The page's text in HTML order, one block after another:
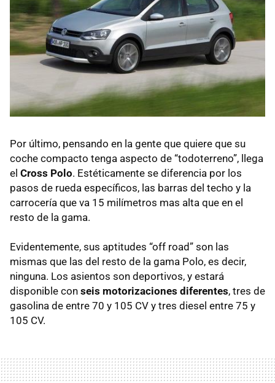
Por último, pensando en la gente que quiere que su
coche compacto tenga aspecto de “todoterreno”, llega
el Cross Polo. Estéticamente se diferencia por los
pasos de rueda específicos, las barras del techo y la
carrocería que va 15 milímetros mas alta que en el
resto de la gama.
Evidentemente, sus aptitudes “off road” son las
mismas que las del resto de la gama Polo, es decir,
ninguna. Los asientos son deportivos, y estará
disponible con seis motorizaciones diferentes, tres de
gasolina de entre 70 y 105 CV y tres diesel entre 75 y
105 CV.